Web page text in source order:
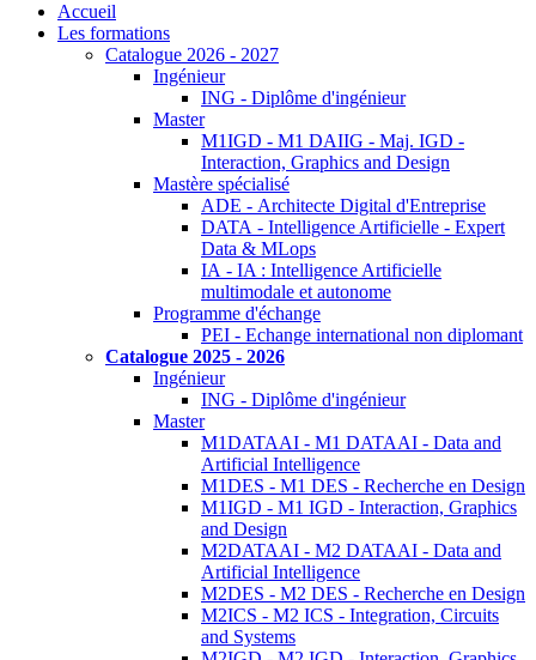
Accueil
Les formations
Catalogue 2026 - 2027
Ingénieur
ING - Diplôme d'ingénieur
Master
M1IGD - M1 DAIIG - Maj. IGD -
Interaction, Graphics and Design
Mastère spécialisé
ADE - Architecte Digital d'Entreprise
DATA - Intelligence Artificielle - Expert
Data & MLops
IA - IA : Intelligence Artificielle
multimodale et autonome
Programme d'échange
PEI - Echange international non diplomant
Catalogue 2025 - 2026
Ingénieur
ING - Diplôme d'ingénieur
Master
M1DATAAI - M1 DATAAI - Data and
Artificial Intelligence
M1DES - M1 DES - Recherche en Design
M1IGD - M1 IGD - Interaction, Graphics
and Design
M2DATAAI - M2 DATAAI - Data and
Artificial Intelligence
M2DES - M2 DES - Recherche en Design
M2ICS - M2 ICS - Integration, Circuits
and Systems